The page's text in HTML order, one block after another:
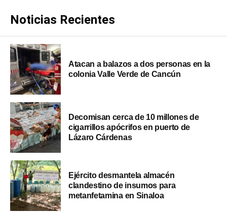
Noticias Recientes
Atacan a balazos a dos personas en la
colonia Valle Verde de Cancún
Decomisan cerca de 10 millones de
cigarrillos apócrifos en puerto de
Lázaro Cárdenas
Ejército desmantela almacén
clandestino de insumos para
metanfetamina en Sinaloa